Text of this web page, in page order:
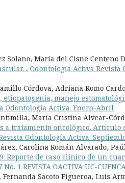
Solano, María del Cisne Centeno
, Odontología Activa Revista
Córdova, Adriana Romo
manejo
Odontología Activa. Enero-Abril
María Cristina Alvear-
a tratamiento oncológico. Artículo
Odontología Activa.
Carolina Román Alvarado,
Reporte de caso clínico de un
1 REVISTA OACTIVA UC-
Fernanda Sacoto Figueroa, Luis